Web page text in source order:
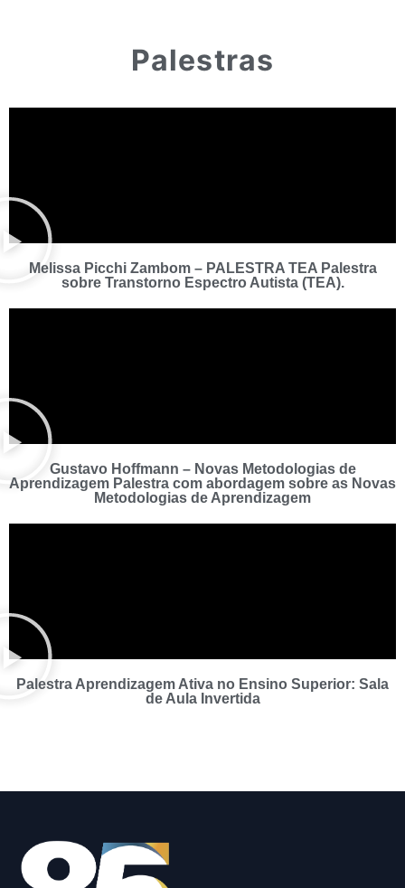
Palestras
Melissa Picchi Zambom – PALESTRA TEA Palestra
sobre Transtorno Espectro Autista (TEA).
Gustavo Hoffmann – Novas Metodologias de
Aprendizagem Palestra com abordagem sobre as Novas
Metodologias de Aprendizagem
Palestra Aprendizagem Ativa no Ensino Superior: Sala
de Aula Invertida